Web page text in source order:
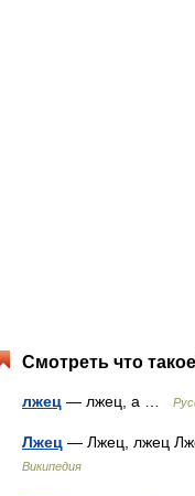
Смотреть что
лжец — лжец, а …
Лжец — Лжец, лжец
Википедия